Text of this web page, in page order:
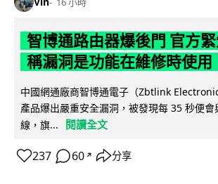
智博通路由器爆後門 官方
稱漏洞是功能在維修時使用
中國網通廠商智博通電子（Zbtlink
產品爆出嚴重安全漏洞，被發現每 35 秒便
線，旗...
閱讀全文
237 60 ↗ 分享